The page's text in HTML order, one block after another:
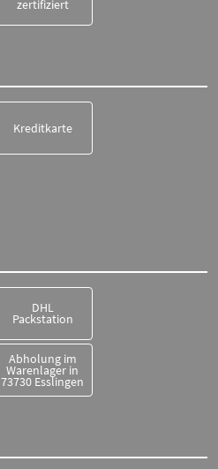
zertifiziert
Kreditkarte
DHL
Packstation
Abholung im
Warenlager in
73730 Esslingen